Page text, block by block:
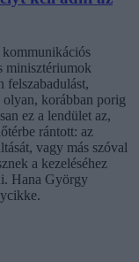
minisztériumok
felszabadulást,
olyan, korábban porig
ez a lendület az,
rántott: az
vagy más szóval
a kezeléséhez
Hana György